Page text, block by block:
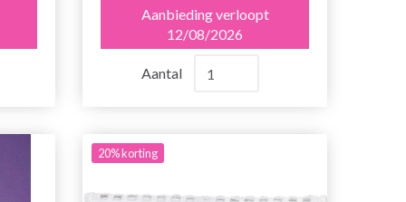
Aanbieding verloopt
12/08/2026
Aantal
20% korting